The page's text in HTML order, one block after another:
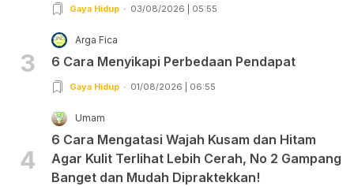
Gaya Hidup 03/08/2026 | 05:55
3
Arga Fica
6 Cara Menyikapi Perbedaan Pendapat
Gaya Hidup 01/08/2026 | 06:55
4
Umam
6 Cara Mengatasi Wajah Kusam dan Hitam
Agar Kulit Terlihat Lebih Cerah, No 2 Gampang
Banget dan Mudah Dipraktekkan!